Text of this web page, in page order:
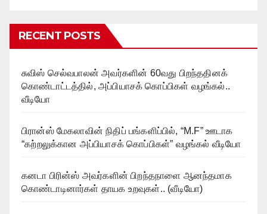
RECENT POSTS
சுவிஸ் செல்வபாலன் அவர்களின் 60வது பிறந்ததினக்
கொண்டாட்டத்தில், அப்பியாசக் கொப்பிகள் வழங்கல்..
வீடியோ
பிரான்ஸ் மேகலாவின் நிதிப் பங்களிப்பில், “M.F” ஊடாக
“கற்றலுக்கான அப்பியாசக் கொப்பிகள்” வழங்கல் வீடியோ
கனடா பிரின்ஸ் அவர்களின் பிறந்தநாளை ஆனந்தமாக
கொண்டாடினார்கள் தாயக உறவுகள்.. (வீடியோ)